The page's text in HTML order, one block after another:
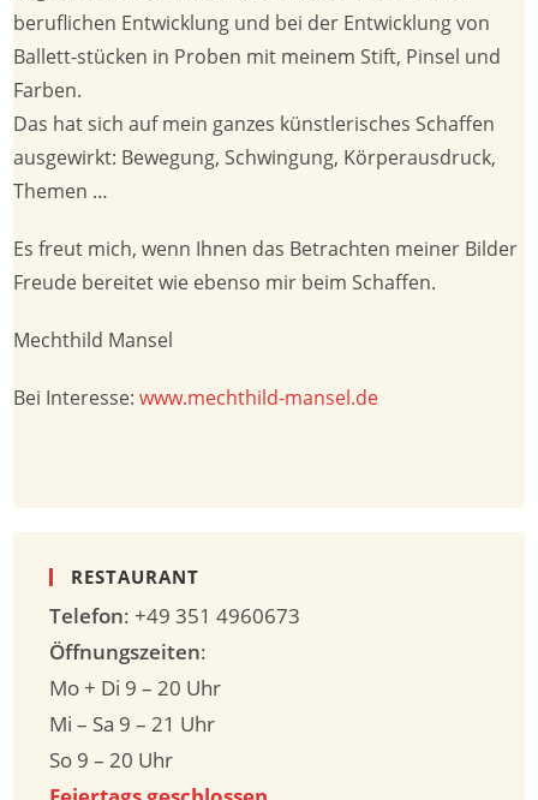
beruflichen Entwicklung und bei der Entwicklung von
Ballett-stücken in Proben mit meinem Stift, Pinsel und
Farben.
Das hat sich auf mein ganzes künstlerisches Schaffen
ausgewirkt: Bewegung, Schwingung, Körperausdruck,
Themen …
Es freut mich, wenn Ihnen das Betrachten meiner Bilder
Freude bereitet wie ebenso mir beim Schaffen.
Mechthild Mansel
Bei Interesse:www.mechthild-mansel.de
RESTAURANT
Telefon: +49 351 4960673
Öffnungszeiten:
Mo + Di 9 – 20 Uhr
Mi – Sa 9 – 21 Uhr
So 9 – 20 Uhr